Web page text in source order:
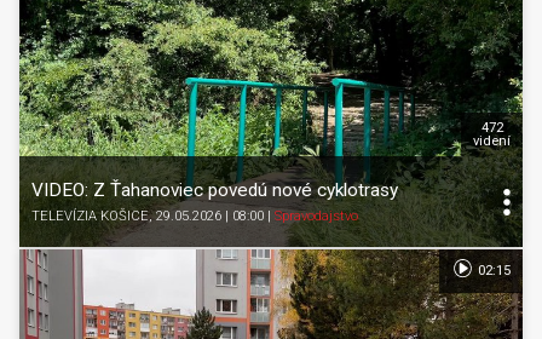
VIDEO: Z Ťahanoviec povedú nové cyklotrasy
TELEVÍZIA KOŠICE, 29.05.2026 | 08:00 Spravodajstvo
472
videní
02:15